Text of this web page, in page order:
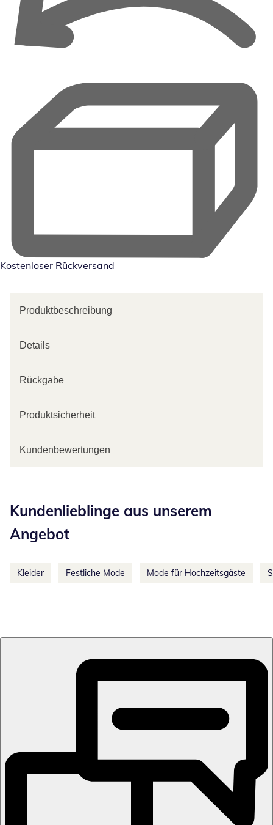
Kostenloser Rückversand
Produktbeschreibung
Details
Rückgabe
Produktsicherheit
Kundenbewertungen
Kundenlieblinge aus unserem
Angebot
Kleider Festliche Mode Mode für Hochzeitsgäste